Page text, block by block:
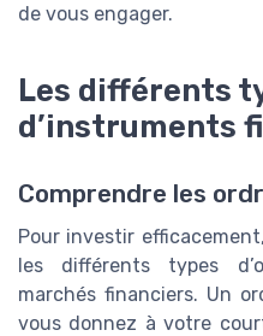
de vous engager.
Les différents
d’instruments
Comprendre les
Pour investir
les différents types
marchés financiers. Un
vous donnez à votre